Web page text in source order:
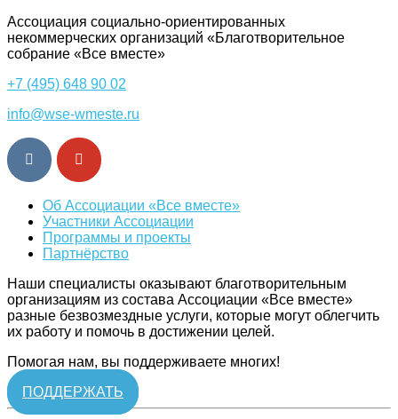
Ассоциация cоциально-ориентированных
некоммерческих организаций «Благотворительное
собрание «Все вместе»
+7 (495) 648 90 02
info@wse-wmeste.ru
Об Ассоциации «Все вместе»
Участники Ассоциации
Программы и проекты
Партнёрство
Наши специалисты оказывают благотворительным
организациям из состава Ассоциации «Все вместе»
разные безвозмездные услуги, которые могут облегчить
их работу и помочь в достижении целей.
Помогая нам, вы поддерживаете многих!
ПОДДЕРЖАТЬ